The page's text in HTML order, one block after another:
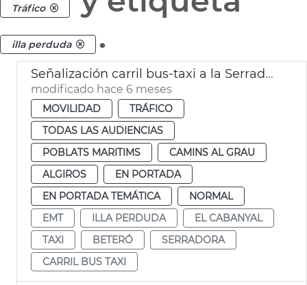
Tráfico
illa perduda .
Señalización carril bus-taxi a la Serradora València
modificado hace 6 meses
MOVILIDAD
TRÁFICO
TODAS LAS AUDIENCIAS
POBLATS MARITIMS
CAMINS AL GRAU
ALGIROS
EN PORTADA
EN PORTADA TEMÁTICA
NORMAL
EMT
ILLA PERDUDA
EL CABANYAL
TAXI
BETERÓ
SERRADORA
CARRIL BUS TAXI